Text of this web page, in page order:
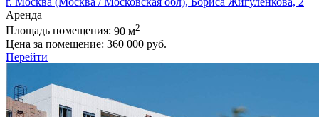
Аренда
Площадь помещения: 90 м2
Цена за помещение: 360 000 руб.
Перейти